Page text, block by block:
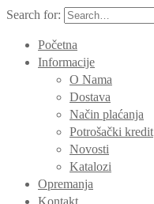
Search for:
Početna
Informacije
O Nama
Dostava
Način plaćanja
Potrošački kredit
Novosti
Katalozi
Opremanja
Kontakt